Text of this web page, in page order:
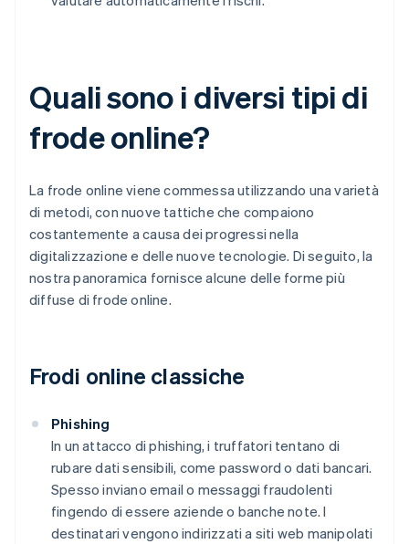
Quali sono i diversi tipi di
frode online?
La frode online viene commessa utilizzando una varietà
di metodi, con nuove tattiche che compaiono
costantemente a causa dei progressi nella
digitalizzazione e delle nuove tecnologie. Di seguito, la
nostra panoramica fornisce alcune delle forme più
diffuse di frode online.
Frodi online classiche
Phishing
In un attacco di phishing, i truffatori tentano di
rubare dati sensibili, come password o dati bancari.
Spesso inviano email o messaggi fraudolenti
fingendo di essere aziende o banche note. I
destinatari vengono indirizzati a siti web manipolati